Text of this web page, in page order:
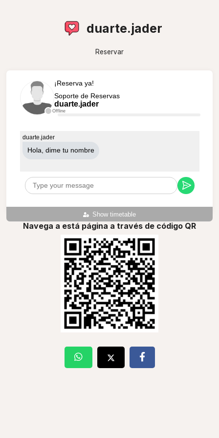
duarte.jader
Reservar
Offline
¡Reserva ya!
Soporte de Reservas
duarte.jader
Show timetable
duarte.jader
Hola, dime tu nombre
Navega a está página a través de código QR